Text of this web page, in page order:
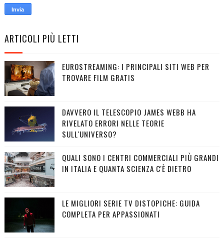
ARTICOLI PIÙ LETTI
EUROSTREAMING: I PRINCIPALI SITI WEB PER
TROVARE FILM GRATIS
DAVVERO IL TELESCOPIO JAMES WEBB HA
RIVELATO ERRORI NELLE TEORIE
SULL'UNIVERSO?
QUALI SONO I CENTRI COMMERCIALI PIÙ GRANDI
IN ITALIA E QUANTA SCIENZA C'È DIETRO
LE MIGLIORI SERIE TV DISTOPICHE: GUIDA
COMPLETA PER APPASSIONATI